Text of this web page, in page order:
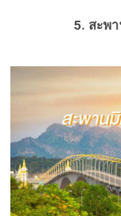
5. สะพ